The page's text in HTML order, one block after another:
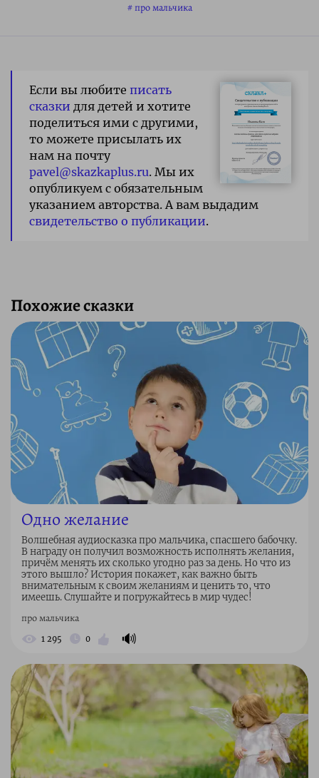
про мальчика
Если вы любите писать
сказки для детей и хотите
поделиться ими с другими,
то можете присылать их
нам на почту
pavel@skazkaplus.ru. Мы их
опубликуем с обязательным
указанием авторства. А вам выдадим
свидетельство о публикации.
Похожие сказки
Одно желание
Волшебная аудиосказка про мальчика, спасшего бабочку.
В награду он получил возможность исполнять желания,
причём менять их сколько угодно раз за день. Но что из
этого вышло? История покажет, как важно быть
внимательным к своим желаниям и ценить то, что
имеешь. Слушайте и погружайтесь в мир чудес!
про мальчика
1 295 0 🔊